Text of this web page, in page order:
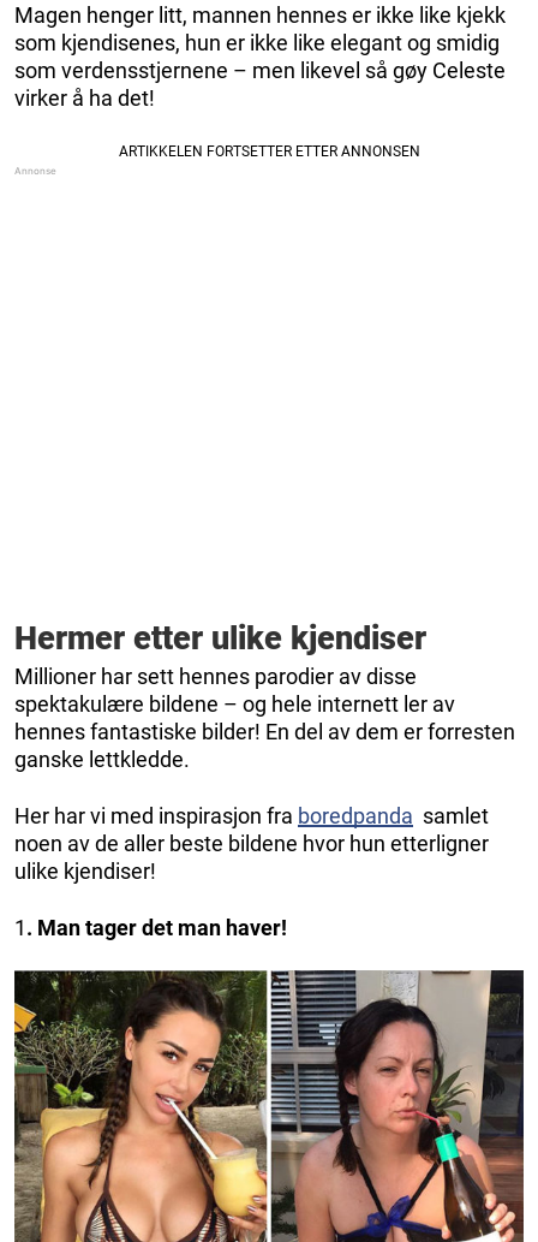
Magen henger litt, mannen hennes er ikke like kjekk
som kjendisenes, hun er ikke like elegant og smidig
som verdensstjernene – men likevel så gøy Celeste
virker å ha det!
Hermer etter ulike kjendiser
Millioner har sett hennes parodier av disse
spektakulære bildene – og hele internett ler av
hennes fantastiske bilder! En del av dem er forresten
ganske lettkledde.
Her har vi med inspirasjon fra boredpanda samlet
noen av de aller beste bildene hvor hun etterligner
ulike kjendiser!
1. Man tager det man haver!